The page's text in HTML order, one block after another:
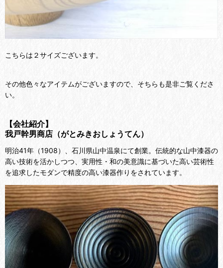
こちらは２サイズございます。
その他色々なアイテムがございますので、そちらも是非ご覧くださ
い。
【会社紹介】
我戸幹男商店（がとみきおしょうてん）
明治41年（1908）、石川県山中温泉にて創業。伝統的な山中漆器の
高い技術を活かしつつ、実用性・和の美意識に基づいた高い芸術性
を追求したモダンで精度の高い漆器作りをされています。